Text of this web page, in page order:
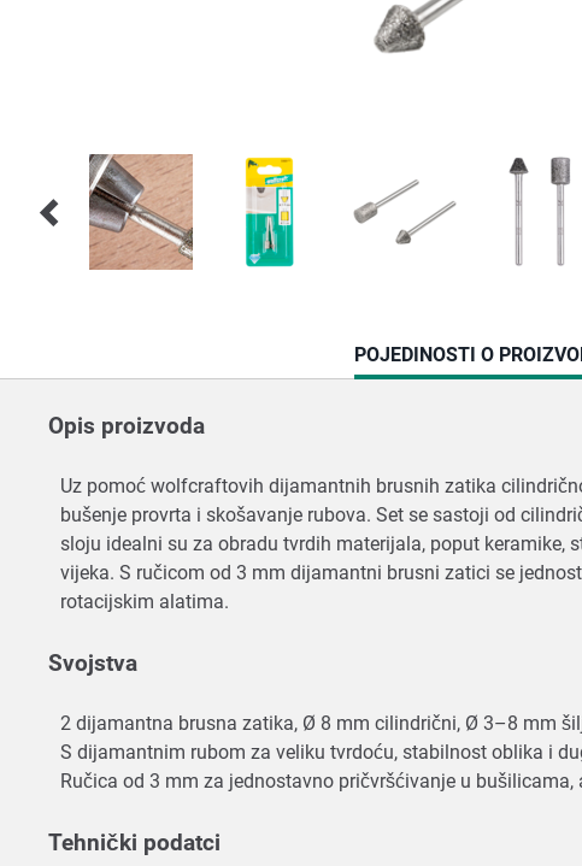
CURRENT
TAB:
POJEDINOSTI O
Opis proizvoda
Uz pomoć wolfcraftovih dijamantnih brusnih zatika
bušenje provrta i skošavanje rubova. Set se sastoji od
sloju idealni su za obradu tvrdih materijala, poput keramike,
vijeka. S ručicom od 3 mm dijamantni brusni zatici se
rotacijskim alatima.
Svojstva
2 dijamantna brusna zatika, Ø 8 mm cilindrični, Ø 3–8 mm
S dijamantnim rubom za veliku tvrdoću, stabilnost oblika i
Ručica od 3 mm za jednostavno pričvršćivanje u
Tehnički podatci